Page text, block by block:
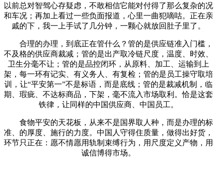
以前总对智驾心存疑虑，不敢相信它能对付得了那么复杂的况
和车况；再加上看过一些负面报道，心里一曲犯嘀咕。正在亲
戚的下，我一上手试了几分钟，一颗心就放回肚子里了。
合理的办理，到底正在管什么？管的是供应链准入门槛，
不及格的供应商裁减；管的是出产取冷链尺度，温度、时效、
卫生分毫不让；管的是品控闭环，从原料、加工、运输到上
架，每一环有记实、有义务人、有复检；管的是员工操守取培
训，让“平安第一”不是标语，而是底线；管的是裁减机制，临
期、瑕疵、不达标商品，下架，毫不流入市场取利。恰是这套
铁律，让同样的中国供应商、中国员工。
食物平安的天花板，从来不是国界取人种，而是办理的标
准、的厚度、施行的力度。中国人守得住质量，做得出好货，
环节只正在：愿不情愿用轨制束缚行为，用尺度定义产物，用
诚信博得市场。